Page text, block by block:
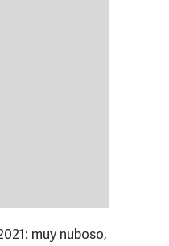
muy nuboso,